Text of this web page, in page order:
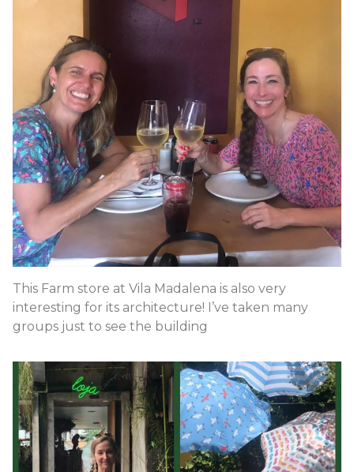
This Farm store at Vila Madalena is also very
interesting for its architecture! I’ve taken many
groups just to see the building